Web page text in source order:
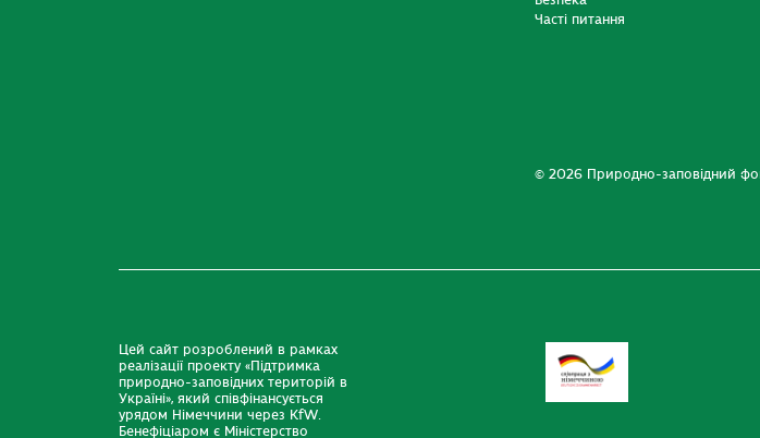
Часті питання
© 2026 Природно-заповідний
Цей сайт розроблений в рамках
реалізації проекту «Підтримка
природно-заповідних територій в
Україні», який співфінансується
урядом Німеччини через KfW.
Бенефіціаром є Міністерство